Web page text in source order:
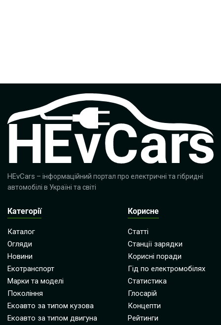
HEvCars – інформаційний портал про електричні та гібридні
автомобілі в Україні та світі
Категорії
Каталог
Огляди
Новини
Екотранспорт
Марки та моделі
Покоління
Екоавто за типом кузова
Екоавто за типом двигуна
Корисне
Статті
Станції зарядки
Корисні поради
Гід по електромобілях
Статистика
Глосарій
Концепти
Рейтинги